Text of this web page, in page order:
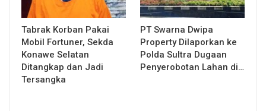
Tabrak Korban Pakai
Mobil Fortuner, Sekda
Konawe Selatan
Ditangkap dan Jadi
Tersangka
PT Swarna Dwipa
Property Dilaporkan ke
Polda Sultra Dugaan
Penyerobotan Lahan di…